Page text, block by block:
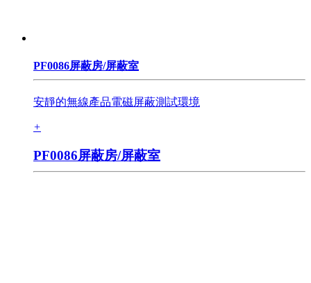
PF0086屏蔽房/屏蔽室
安靜的無線產品電磁屏蔽測試環境
+
PF0086屏蔽房/屏蔽室